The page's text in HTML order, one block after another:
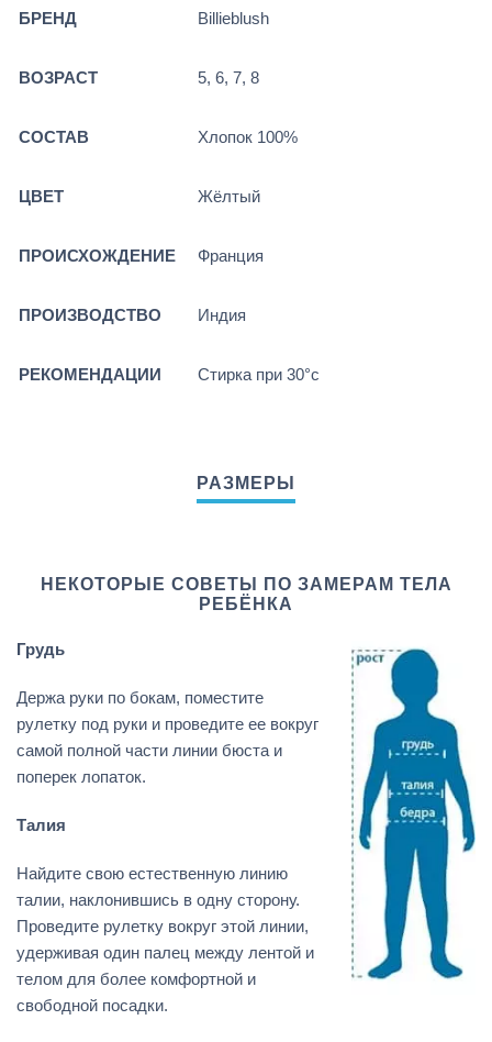
БРЕНД Billieblush
ВОЗРАСТ 5, 6, 7, 8
СОСТАВ Хлопок 100%
ЦВЕТ Жёлтый
ПРОИСХОЖДЕНИЕ Франция
ПРОИЗВОДСТВО Индия
РЕКОМЕНДАЦИИ Стирка при 30°c
НЕКОТОРЫЕ СОВЕТЫ ПО ЗАМЕРАМ ТЕЛА
РЕБЁНКА
Грудь
Держа руки по бокам, поместите
рулетку под руки и проведите ее вокруг
самой полной части линии бюста и
поперек лопаток.
Талия
Найдите свою естественную линию
талии, наклонившись в одну сторону.
Проведите рулетку вокруг этой линии,
удерживая один палец между лентой и
телом для более комфортной и
свободной посадки.